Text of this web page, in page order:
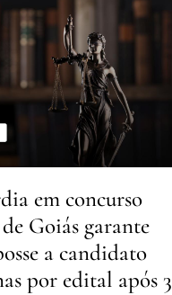
em concurso
Goiás garante
a candidato
por edital após 3